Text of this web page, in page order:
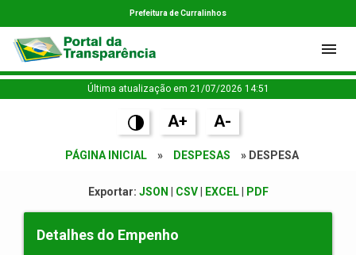
Prefeitura de Curralinhos
Última atualização em 21/07/2026 14:51
A+ A-
PÁGINA INICIAL » DESPESAS » DESPESA
Exportar: JSON CSV| EXCEL| PDF
Detalhes do Empenho